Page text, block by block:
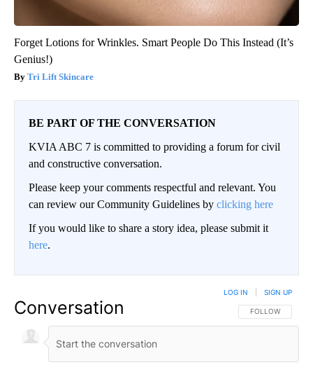
Forget Lotions for Wrinkles. Smart People Do This Instead (It’s
Genius!)
Tri Lift Skincare
BE PART OF THE CONVERSATION
KVIA ABC 7 is committed to providing a forum for civil
and constructive conversation.
Please keep your comments respectful and relevant. You
can review our Community Guidelines by clicking here
If you would like to share a story idea, please submit it
here.
Conversation FOLLOW THIS
FOLLOW
LOG IN SIGN UP